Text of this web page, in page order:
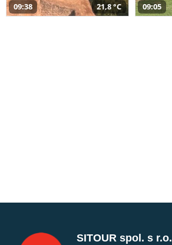
09:38 21,8 °C 09:05
SITOUR spol. s r.o.